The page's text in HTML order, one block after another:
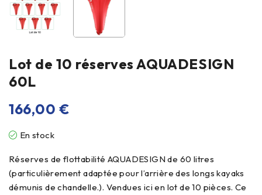
Lot de 10 réserves AQUADESIGN
60L
166,00€
En stock
Réserves de flottabilité AQUADESIGN de 60 litres
(particulièrement adaptée pour l’arrière des longs kayaks
démunis de chandelle.). Vendues ici en lot de 10 pièces. Ce